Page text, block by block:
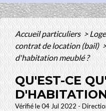
Accueil particuliers>
contrat de location (bail)>
d'habitation meublé ?
QU'EST-CE
Vérifié le 04 Jul 2022 -